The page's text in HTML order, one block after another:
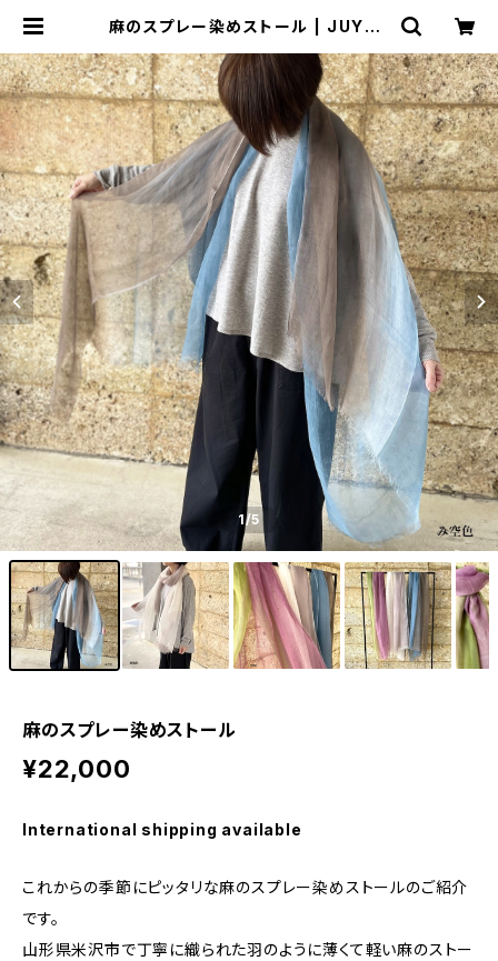
麻のスプレー染めストール | JUYOU
1/5
麻のスプレー染めストール
¥22,000
International shipping available
これからの季節にピッタリな麻のスプレー染めストールのご紹介
です。
山形県米沢市で丁寧に織られた羽のように薄くて軽い麻のストー